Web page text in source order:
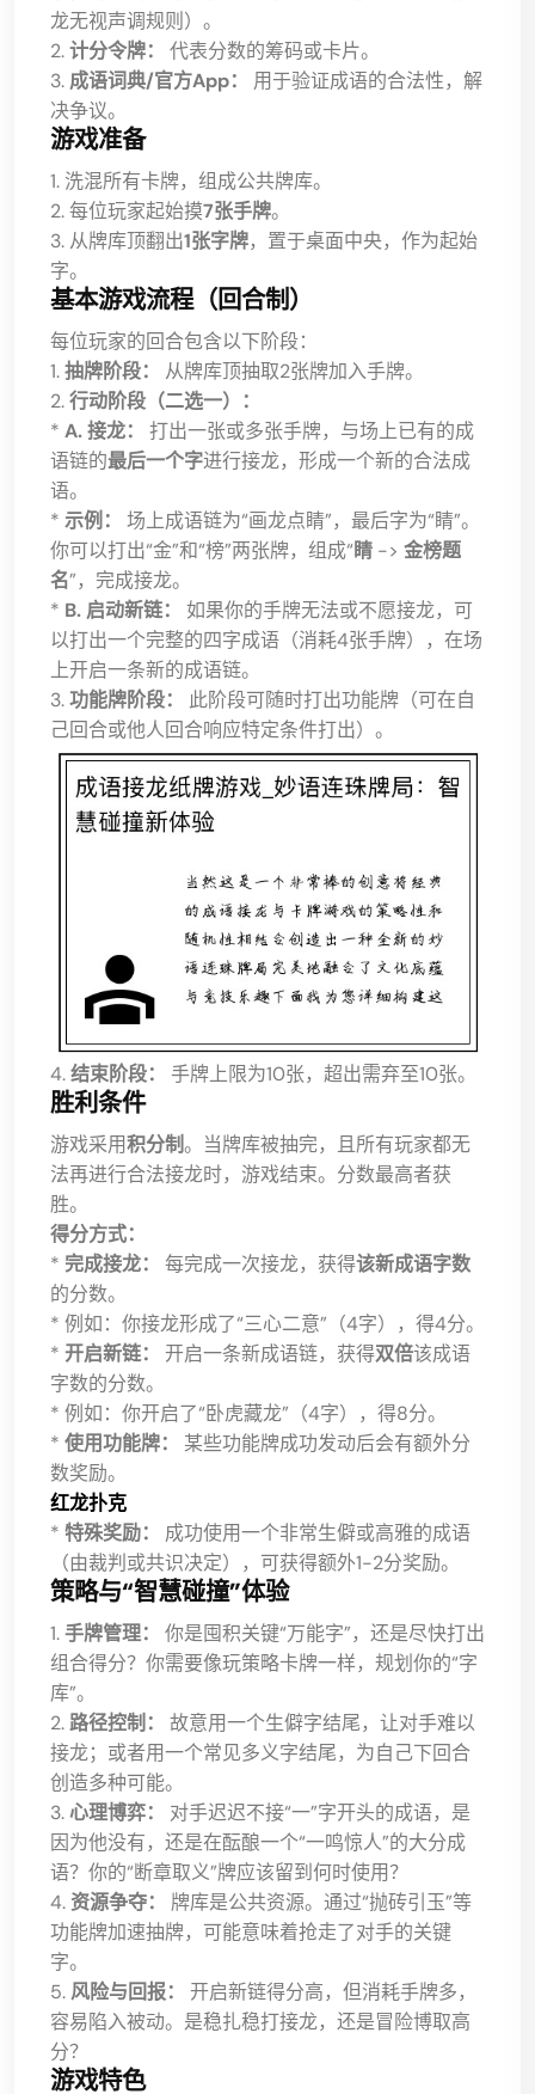
龙无视声调规则）。
2.计分令牌：
代表分数的筹码或卡片。
3. 成语词典/官方App：
用于验证成语的合法性，解
决争议。
游戏准备
1. 洗混所有卡牌，组成公共牌库。
2. 每位玩家起始摸7张手牌。
3. 从牌库顶翻出1张字牌，置于桌面中央，作为起始
字。
基本游戏流程（回合制）
每位玩家的回合包含以下阶段：
1.抽牌阶段：
从牌库顶抽取2张牌加入手牌。
2.行动阶段（二选一）：
* A. 接龙：
打出一张或多张手牌，与场上已有的成
语链的最后一个字进行接龙，形成一个新的合法成
语。
* 示例：
场上成语链为“画龙点睛”，最后字为“睛”。
你可以打出“金”和“榜”两张牌，组成“睛 -> 金榜题
名”，完成接龙。
* B. 启动新链：
如果你的手牌无法或不愿接龙，可
以打出一个完整的四字成语（消耗4张手牌），在场
上开启一条新的成语链。
3.功能牌阶段：
此阶段可随时打出功能牌（可在自
己回合或他人回合响应特定条件打出）。
4.结束阶段： 手牌上限为10张，超出需弃至10张。
胜利条件
游戏采用积分制。当牌库被抽完，且所有玩家都无
法再进行合法接龙时，游戏结束。分数最高者获
胜。
得分方式：
* 完成接龙： 每完成一次接龙，获得该新成语字数
的分数。
* 例如：你接龙形成了“三心二意”（4字），得4分。
* 开启新链： 开启一条新成语链，获得双倍该成语
字数的分数。
* 例如：你开启了“卧虎藏龙”（4字），得8分。
* 使用功能牌：
某些功能牌成功发动后会有额外分
数奖励。
红龙扑克
* 特殊奖励：
成功使用一个非常生僻或高雅的成语
（由裁判或共识决定），可获得额外1-2分奖励。
策略与“智慧碰撞”体验
1.手牌管理：
你是囤积关键“万能字”，还是尽快打出
组合得分？你需要像玩策略卡牌一样，规划你的“字
库”。
2.路径控制：
故意用一个生僻字结尾，让对手难以
接龙；或者用一个常见多义字结尾，为自己下回合
创造多种可能。
3.心理博弈：
对手迟迟不接“一”字开头的成语，是
因为他没有，还是在酝酿一个“一鸣惊人”的大分成
语？你的“断章取义”牌应该留到何时使用？
4.资源争夺：
牌库是公共资源。通过“抛砖引玉”等
功能牌加速抽牌，可能意味着抢走了对手的关键
字。
5.风险与回报：
开启新链得分高，但消耗手牌多，
容易陷入被动。是稳扎稳打接龙，还是冒险博取高
分？
游戏特色